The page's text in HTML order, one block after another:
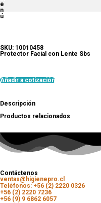
e
n
ú
SKU: 10010458
Protector Facial con Lente Sbs
Añadir a cotización
Descripción
Productos relacionados
Contáctenos
ventas@higienepro.cl
Teléfonos: +56 (2) 2220 0326
+56 (2) 2220 7236
+56 (9) 9 6862 6057